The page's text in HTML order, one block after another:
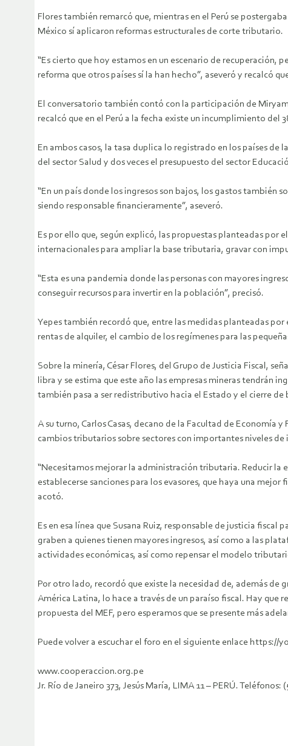
Flores también remarcó que, mientras en el Perú se
México sí aplicaron reformas estructurales de corte tributario.
“Es cierto que hoy estamos en un escenario de recuperación,
reforma que otros países sí la han hecho”, aseveró y recalcó
El conversatorio también contó con la participación de
recalcó que en el Perú a la fecha existe un incumplimiento del
En ambos casos, la tasa duplica lo registrado en los países de
del sector Salud y dos veces el presupuesto del sector
“En un país donde los ingresos son bajos, los gastos también
siendo responsable financieramente”, aseveró.
Es por ello que, según explicó, las propuestas planteadas
internacionales para ampliar la base tributaria, gravar con
“Esta es una pandemia donde las personas con mayores
conseguir recursos para invertir en la población”, precisó.
Yepes también recordó que, entre las medidas planteadas
rentas de alquiler, el cambio de los regímenes para las
Sobre la minería, César Flores, del Grupo de Justicia Fiscal,
libra y se estima que este año las empresas mineras tendrán
también pasa a ser redistributivo hacia el Estado y el cierre de
A su turno, Carlos Casas, decano de la Facultad de Economía
cambios tributarios sobre sectores con importantes niveles
“Necesitamos mejorar la administración tributaria. Reducir la
establecerse sanciones para los evasores, que haya una
acotó.
Es en esa línea que Susana Ruiz, responsable de justicia
graben a quienes tienen mayores ingresos, así como a las
actividades económicas, así como repensar el modelo
Por otro lado, recordó que existe la necesidad de, además de
América Latina, lo hace a través de un paraíso fiscal. Hay que
propuesta del MEF, pero esperamos que se presente más
Puede volver a escuchar el foro en el siguiente enlace https://
www.cooperaccion.org.pe
Jr. Río de Janeiro 373, Jesús María, LIMA 11 – PERÚ.